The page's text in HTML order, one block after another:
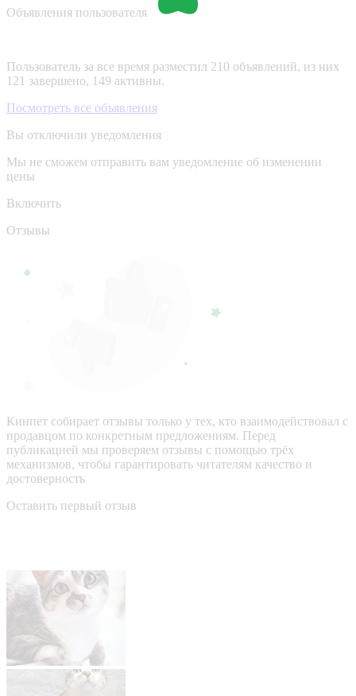
Объявления пользователя
Пользователь за все время разместил 210 объявлений, из них
121 завершено, 149 активны.
Посмотреть все объявления
Вы отключили уведомления
Мы не сможем отправить вам уведомление об изменении
цены
Включить
Отзывы
Кинпет собирает отзывы только у тех, кто взаимодействовал с
продавцом по конкретным предложениям. Перед
публикацией мы проверяем отзывы с помощью трёх
механизмов, чтобы гарантировать читателям качество и
достоверность
Оставить первый отзыв